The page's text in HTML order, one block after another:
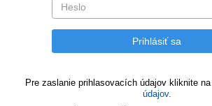
Pre zaslanie prihlasovacích údajov kliknite na
údajov.